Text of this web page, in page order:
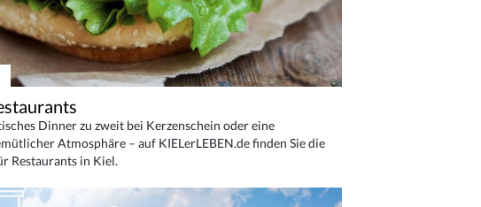
Dinner zu zweit bei Kerzenschein oder eine
Atmosphäre – auf KIELerLEBEN.de finden Sie die
Restaurants in Kiel.